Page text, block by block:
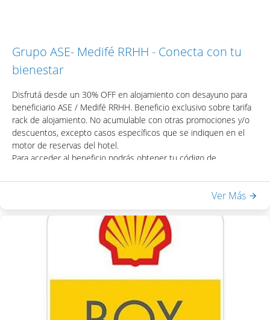
Grupo ASE- Medifé RRHH - Conecta con tu
bienestar
Disfrutá desde un 30% OFF en alojamiento con desayuno para
beneficiario ASE / Medifé RRHH. Beneficio exclusivo sobre tarifa
rack de alojamiento. No acumulable con otras promociones y/o
descuentos, excepto casos específicos que se indiquen en el
motor de reservas del hotel.
Para acceder al beneficio podrás obtener tu código de
contraseña: https://conectacontubienestar.com.ar/
Incluye:
- Desayuno Buffet
- Acceso a Equilibrium Spa & Health: piscina interna climatizada,
sauna seco, ducha escocesa
- WiFi en habitaciones y áreas públicas
Una vez obtenido el código, podrás acceder el descuento
colocando el mismo en la casilla de "Código Promocional" del
motor de reservas del hotel.
Ver Más